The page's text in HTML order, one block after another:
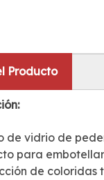
Producto
de vidrio de
para
de